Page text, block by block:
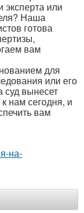
или
Наша
готова
вам
для
или его
суд вынесет
нам сегодня, и
вам
на-